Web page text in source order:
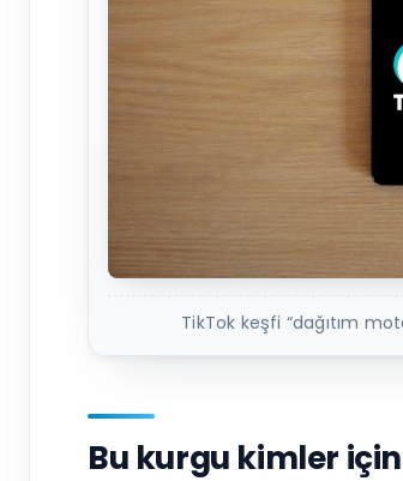
TikTok keşfi “dağıtım
Bu kurgu kimler